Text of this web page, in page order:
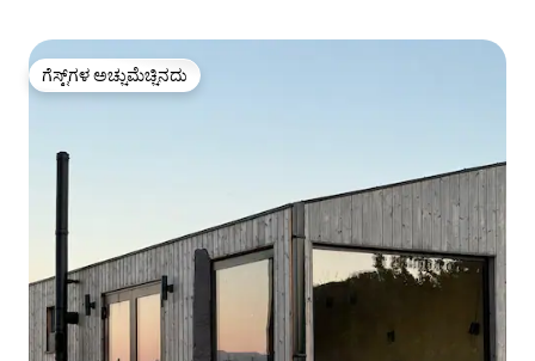
ಗೆಸ್ಟ್‌ಗಳ ಅಚ್ಚುಮೆಚ್ಚಿನದು
ಗೆಸ್ಟ್‌ಗಳ ಅಚ್ಚುಮೆಚ್ಚಿನದು